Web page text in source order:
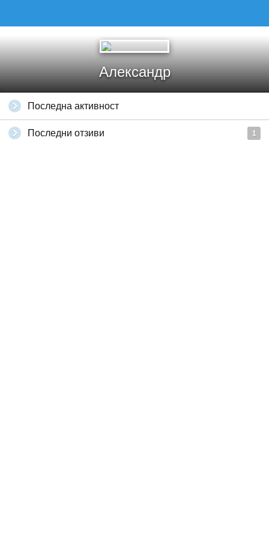
Александр
Последна активност
Последни отзиви 1